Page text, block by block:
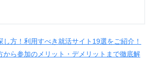
方！利用すべき就活サイト19選をご紹介！
から参加のメリット・デメリットまで徹底解